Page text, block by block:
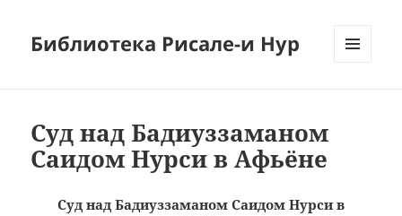
Библиотека Рисале-и Нур
Суд над Бадиуззаманом
Саидом Нурси в Афьёне
Суд над Бадиуззаманом Саидом Нурси в